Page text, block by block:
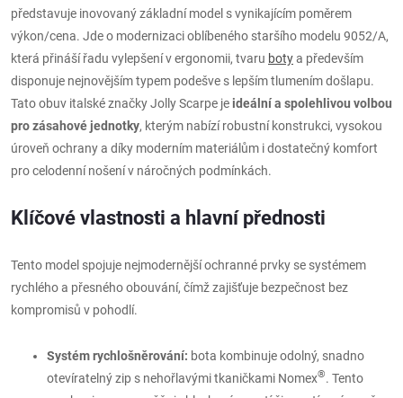
představuje inovovaný základní model s vynikajícím poměrem
výkon/cena. Jde o modernizaci oblíbeného staršího modelu 9052/A,
která přináší řadu vylepšení v ergonomii, tvaru botya především
disponuje nejnovějším typem podešve s lepším tlumením došlapu.
Tato obuv italské značky Jolly Scarpe je ideální a spolehlivou volbou
pro zásahové jednotky, kterým nabízí robustní konstrukci, vysokou
úroveň ochrany a díky moderním materiálům i dostatečný komfort
pro celodenní nošení v náročných podmínkách.
Klíčové vlastnosti a hlavní přednosti
Tento model spojuje nejmodernější ochranné prvky se systémem
rychlého a přesného obouvání, čímž zajišťuje bezpečnost bez
kompromisů v pohodlí.
Systém rychlošněrování: bota kombinuje odolný, snadno
otevíratelný zip s nehořlavými tkaničkami Nomex®. Tento